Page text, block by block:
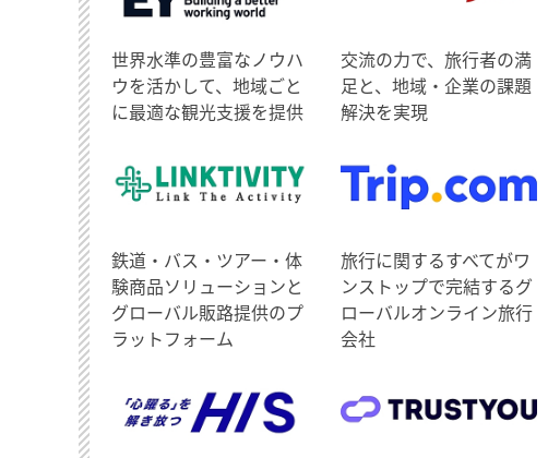
世界水準の豊富なノウハ
ウを活かして、地域ごと
に最適な観光支援を提供
交流の力で、旅行者の満
足と、地域・企業の課題
解決を実現
鉄道・バス・ツアー・体
験商品ソリューションと
グローバル販路提供のプ
ラットフォーム
旅行に関するすべてがワ
ンストップで完結するグ
ローバルオンライン旅行
会社